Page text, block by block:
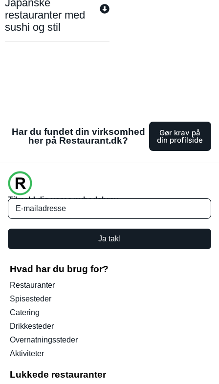
Japanske
restauranter med
sushi og stil
Har du fundet din virksomhed
her på Restaurant.dk?
Gør krav på
din profilside
Tilmeld dig vores nyhedsbrev
Ja tak!
Hvad har du brug for?
Restauranter
Spisesteder
Catering
Drikkesteder
Overnatningssteder
Aktiviteter
Lukkede restauranter